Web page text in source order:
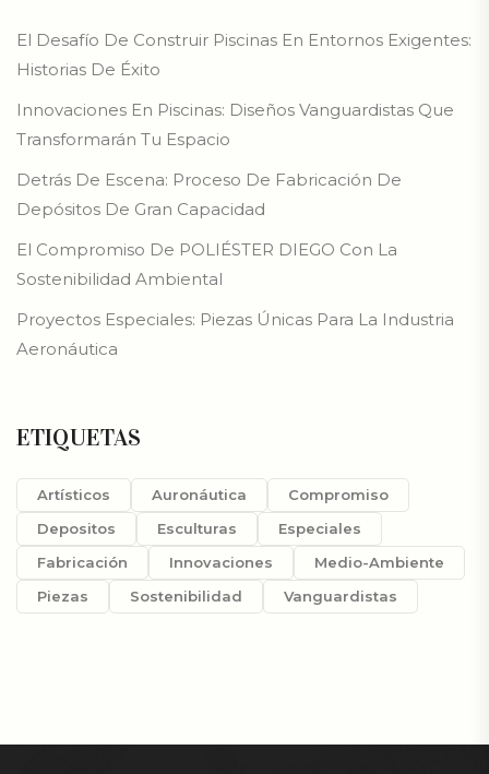
El Desafío De Construir Piscinas En Entornos Exigentes:
Historias De Éxito
Innovaciones En Piscinas: Diseños Vanguardistas Que
Transformarán Tu Espacio
Detrás De Escena: Proceso De Fabricación De
Depósitos De Gran Capacidad
El Compromiso De POLIÉSTER DIEGO Con La
Sostenibilidad Ambiental
Proyectos Especiales: Piezas Únicas Para La Industria
Aeronáutica
ETIQUETAS
Artísticos Auronáutica
Compromiso
Depositos
Esculturas
Especiales
Fabricación
Innovaciones
Medio-Ambiente
Piezas
Sostenibilidad Vanguardistas